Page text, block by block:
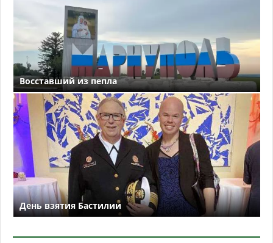
Восставший из пепла
День взятия Бастилии